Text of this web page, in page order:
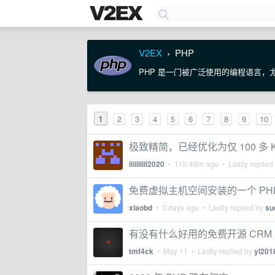
V2EX › PHP
PHP 是一门被广泛使用的编程语言，
1 2 3 4 5 6 7 8 9 10
极致精简，已经优化为仅 100 多
lilililili2020 • 11h 49m ago • Lastly
免费虚拟主机空间安装的一个
xiaobd • 3 days ago • Lastly replied by
有没有什么好用的免费开源 CRM
tmf4ck • May 11 • Lastly replied by